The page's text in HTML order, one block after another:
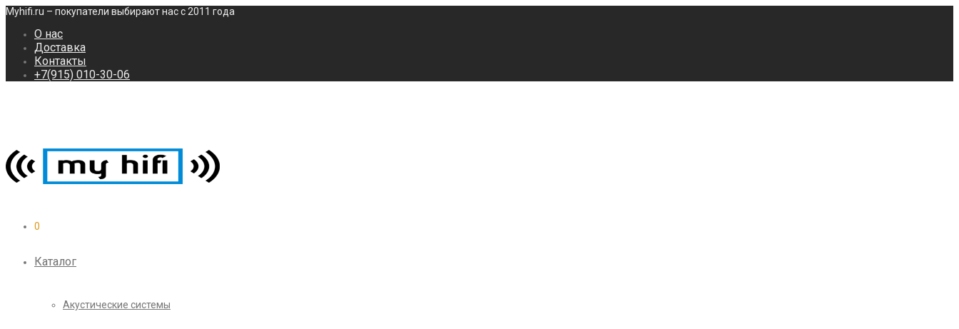
Myhifi.ru – покупатели выбирают нас с 2011 года
О нас
Доставка
Контакты
+7(915) 010-30-06
0
Каталог
Акустические системы